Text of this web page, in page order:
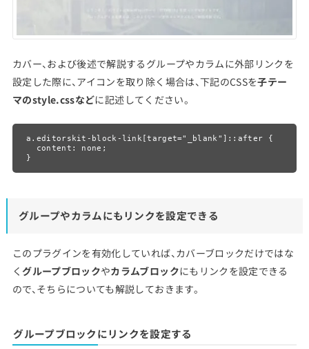
カバー、および後述で解説するグループやカラムに外部リンクを
設定した際に、アイコンを取り除く場合は、下記のCSSを子テー
マのstyle.cssなどに記述してください。
a.editorskit-block-link[target="_blank"]::after {
}
グループやカラムにもリンクを設定できる
このプラグインを有効化していれば、カバーブロックだけではな
くグループブロックやカラムブロックにもリンクを設定できる
ので、そちらについても解説しておきます。
グループブロックにリンクを設定する